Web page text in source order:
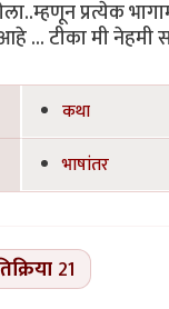
प्रत्येक
आहे ... टीका मी
कथा
भाषांतर
21